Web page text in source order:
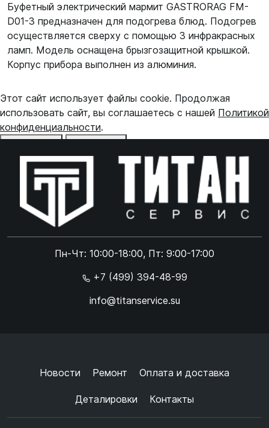
Буфетный электрический мармит GASTRORAG FM-
D01-3 предназначен для подогрева блюд. Подогрев
осуществляется сверху с помощью 3 инфракрасных
ламп. Модель оснащена брызгозащитной крышкой.
Корпус прибора выполнен из алюминия.
Пн-Чт: 10:00-18:00, Пт: 9:00-17:00
+7 (499) 394-48-99
info@titanservice.su
Новости Ремонт Оплата и доставка
Деталировки Контакты
Этот сайт использует файлы cookie. Продолжая
использовать сайт, вы соглашаетесь с нашей Политикой
конфиденциальности.
Online чат
Online чат